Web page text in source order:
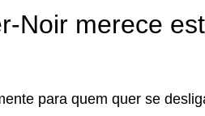
Noir merece
para quem quer se